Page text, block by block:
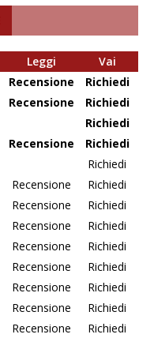
Leggi
Vai
Recensione
Richiedi
Recensione
Richiedi
Richiedi
Recensione
Richiedi
Richiedi
Recensione
Richiedi
Recensione
Richiedi
Recensione
Richiedi
Recensione
Richiedi
Recensione
Richiedi
Recensione
Richiedi
Recensione
Richiedi
Recensione
Richiedi